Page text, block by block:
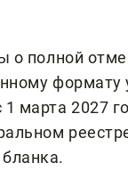
о полной
марта 2027